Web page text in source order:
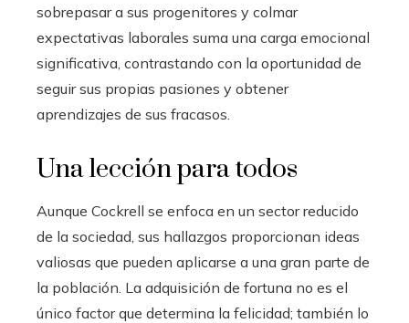
sobrepasar a sus progenitores y colmar
expectativas laborales suma una carga emocional
significativa, contrastando con la oportunidad de
seguir sus propias pasiones y obtener
aprendizajes de sus fracasos.
Una lección para todos
Aunque Cockrell se enfoca en un sector reducido
de la sociedad, sus hallazgos proporcionan ideas
valiosas que pueden aplicarse a una gran parte de
la población. La adquisición de fortuna no es el
único factor que determina la felicidad; también lo